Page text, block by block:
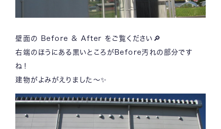
壁面の Before & After をご覧ください🔎
右端のほうにある黒いところがBefore汚れの部分です
ね！
建物がよみがえりました～✨